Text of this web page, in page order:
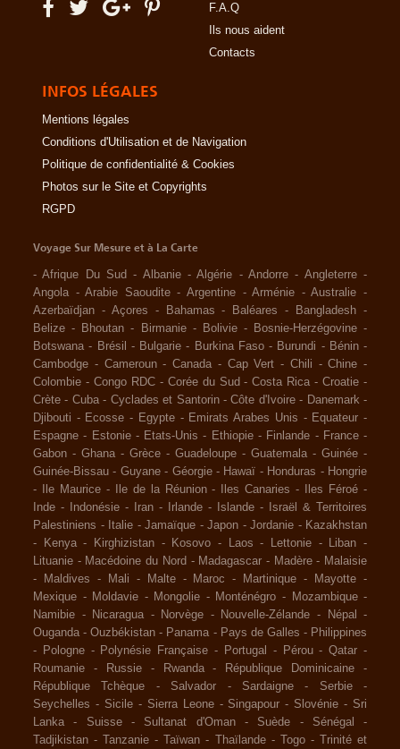
F.A.Q
Ils nous aident
Contacts
INFOS LÉGALES
Mentions légales
Conditions d'Utilisation et de Navigation
Politique de confidentialité & Cookies
Photos sur le Site et Copyrights
RGPD
Voyage Sur Mesure et à La Carte
-Afrique Du Sud - Albanie -Algérie -Andorre - Angleterre -
Angola -Arabie Saoudite -Argentine -Arménie -Australie -
Azerbaïdjan - Açores - Bahamas - Baléares - Bangladesh -
Belize - Bhoutan - Birmanie - Bolivie - Bosnie-Herzégovine -
Botswana - Brésil - Bulgarie - Burkina Faso - Burundi - Bénin -
Cambodge - Cameroun - Canada - Cap Vert - Chili -Chine -
Colombie - Congo RDC - Corée du Sud -Costa Rica -Croatie -
Crète - Cuba - Cyclades et Santorin -Côte d'Ivoire - Danemark -
Djibouti - Ecosse - Egypte - Emirats Arabes Unis - Equateur -
Espagne - Estonie - Etats-Unis - Ethiopie - Finlande - France -
Gabon - Ghana - Grèce - Guadeloupe - Guatemala - Guinée -
Guinée-Bissau - Guyane - Géorgie - Hawaï - Honduras - Hongrie
-
Ile Maurice - Ile de la Réunion - Iles Canaries - Iles Féroé -
Inde - Indonésie - Iran - Irlande - Islande -
Israël & Territoires
Palestiniens - Italie - Jamaïque - Japon - Jordanie - Kazakhstan
-
Kenya - Kirghizistan - Kosovo - Laos - Lettonie - Liban -
Lituanie - Macédoine du Nord - Madagascar - Madère - Malaisie
-
Maldives - Mali - Malte - Maroc - Martinique - Mayotte -
Mexique - Moldavie - Mongolie - Monténégro - Mozambique -
Namibie - Nicaragua - Norvège - Nouvelle-Zélande - Népal
-
Ouganda -Ouzbékistan - Panama - Pays de Galles - Philippines
-
Pologne - Polynésie Française - Portugal - Pérou -Qatar -
Roumanie
- Russie - Rwanda - République Dominicaine
-
République Tchèque
- Salvador - Sardaigne - Serbie
-
Seychelles - Sicile - Sierra Leone - Singapour - Slovénie - Sri
Lanka
- Suisse - Sultanat d'Oman - Suède - Sénégal
-
Tadjikistan -Tanzanie -Taïwan - Thaïlande - Togo - Trinité et